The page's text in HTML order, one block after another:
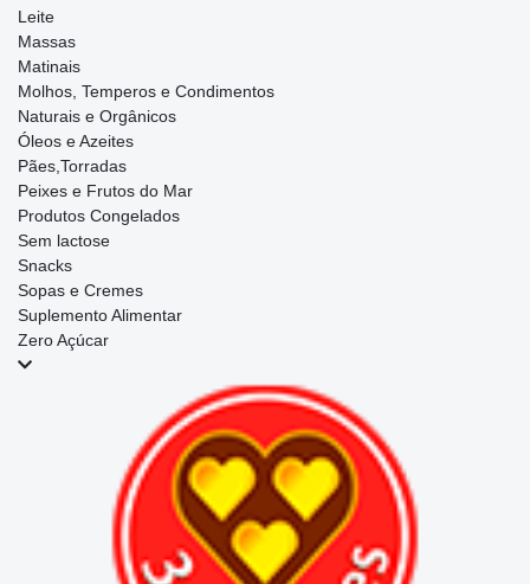
Leite
Massas
Matinais
Molhos, Temperos e Condimentos
Naturais e Orgânicos
Óleos e Azeites
Pães,Torradas
Peixes e Frutos do Mar
Produtos Congelados
Sem lactose
Snacks
Sopas e Cremes
Suplemento Alimentar
Zero Açúcar